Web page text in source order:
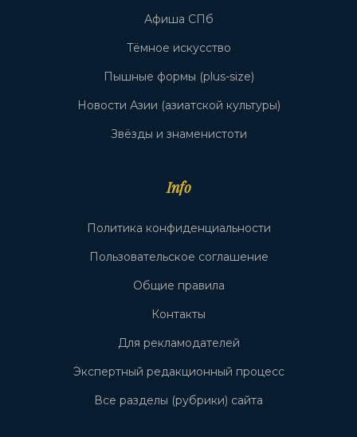
Афиша СПб
Тёмное искусство
Пышные формы (plus-size)
Новости Азии (азиатской культуры)
Звёзды и знаменистоти
Info
Политика конфиденциальности
Пользовательское соглашение
Общие правила
Контакты
Для рекламодателей
Экспертный редакционный процесс
Все разделы (рубрики) сайта